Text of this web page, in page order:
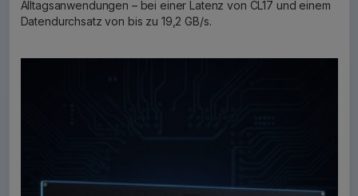
Alltagsanwendungen – bei einer Latenz von CL17 und einem
Datendurchsatz von bis zu 19,2 GB/s.